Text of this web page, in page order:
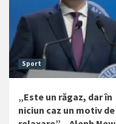
Sport
„Este un răgaz, dar în
niciun caz un motiv de